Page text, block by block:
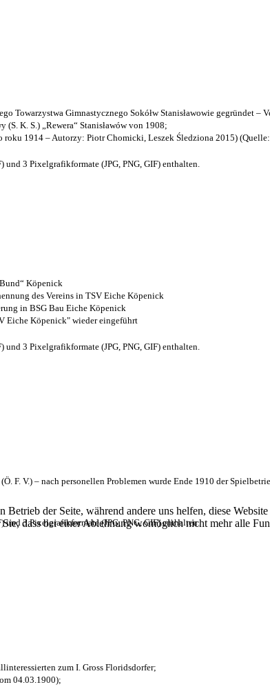
der Seite, während andere uns helfen, diese
dass bei einer Ablehnung womöglich nicht mehr alle
Towarzystwa Gimnastycznego Sokółw Stanisławowie gegründet –
K. S.) „Rewera“ Stanisławów von 1908;
1914 – Autorzy: Piotr Chomicki, Leszek Śledziona 2015) (Quelle:
3 Pixelgrafikformate (JPG, PNG, GIF) enthalten.
Köpenick
des Vereins in TSV Eiche Köpenick
in BSG Bau Eiche Köpenick
Eiche Köpenick" wieder eingeführt
3 Pixelgrafikformate (JPG, PNG, GIF) enthalten.
F. V.) – nach personellen Problemen wurde Ende 1910 der
3 Pixelgrafikformate (JPG, PNG, GIF) enthalten.
zum I. Gross Floridsdorfer;
04.03.1900);